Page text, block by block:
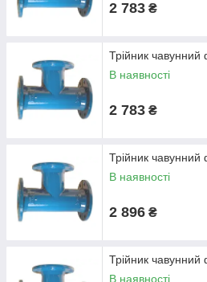
2 783 ₴
Трійник
В наявності
2 783 ₴
Трійник
В наявності
2 896 ₴
Трійник
В наявності